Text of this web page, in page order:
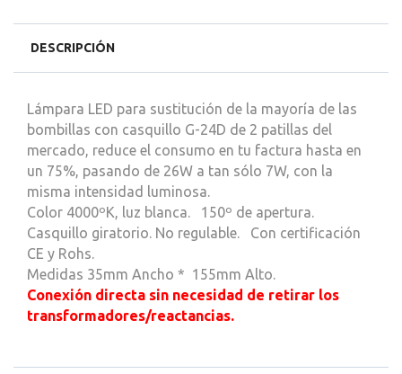
DESCRIPCIÓN
Lámpara LED para sustitución de la mayoría de las
bombillas con casquillo G-24D de 2 patillas del
mercado, reduce el consumo en tu factura hasta en
un 75%, pasando de 26W a tan sólo 7W, con la
misma intensidad luminosa.
Color 4000ºK, luz blanca. 150º de apertura.
Casquillo giratorio. No regulable. Con certificación
CE y Rohs.
Medidas 35mm Ancho * 155mm Alto.
Conexión directa sin necesidad de retirar los
transformadores/reactancias.